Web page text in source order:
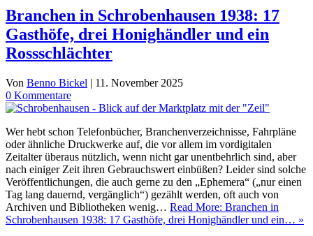
Branchen in Schrobenhausen 1938: 17
Gasthöfe, drei Honighändler und ein
Rossschlächter
Von Benno Bickel | 11. November 2025
0 Kommentare
Wer hebt schon Telefonbücher, Branchenverzeichnisse, Fahrpläne
oder ähnliche Druckwerke auf, die vor allem im vordigitalen
Zeitalter überaus nützlich, wenn nicht gar unentbehrlich sind, aber
nach einiger Zeit ihren Gebrauchswert einbüßen? Leider sind solche
Veröffentlichungen, die auch gerne zu den „Ephemera“ („nur einen
Tag lang dauernd, vergänglich“) gezählt werden, oft auch von
Archiven und Bibliotheken wenig… Read More: Branchen in
Schrobenhausen 1938: 17 Gasthöfe, drei Honighändler und ein… »